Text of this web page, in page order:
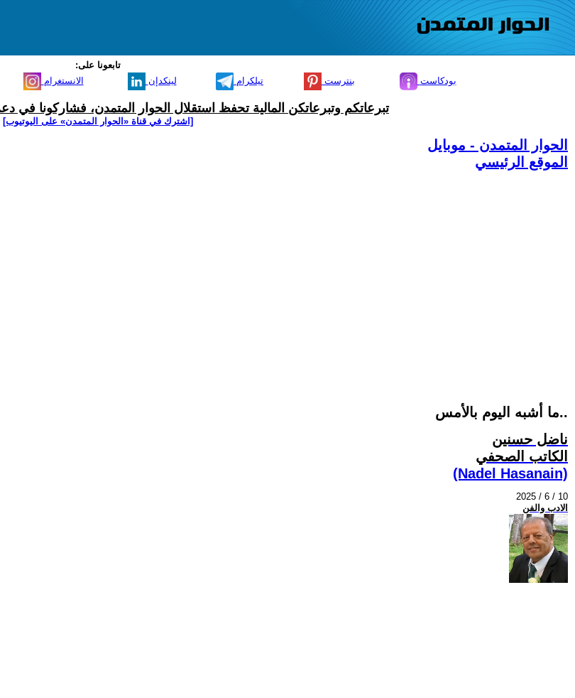
تابعونا على:
الانستغرام لينكدإن تيلكرام بنترست بودكاست
تبرعاتكم وتبرعاتكن المالية تحفظ استقلال الحوار المتمدن، فشاركونا في
[اشترك في قناة ‫«الحوار المتمدن» على اليوتيوب]
الحوار المتمدن - موبايل
الموقع الرئيسي
ما أشبه اليوم بالأمس..
ناضل حسنين
الكاتب الصحفي
(Nadel Hasanain)
2025 / 6 / 10
الادب والفن